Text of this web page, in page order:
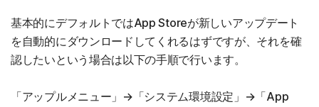
基本的にデフォルトではApp Storeが新しいアップデート
を自動的にダウンロードしてくれるはずですが、それを確
認したいという場合は以下の手順で行います。
「アップルメニュー」→「システム環境設定」→「App